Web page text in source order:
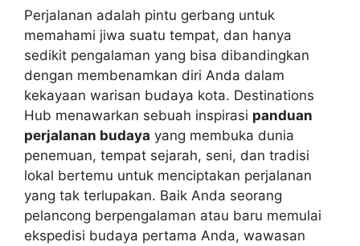
Perjalanan adalah pintu gerbang untuk
memahami jiwa suatu tempat, dan hanya
sedikit pengalaman yang bisa dibandingkan
dengan membenamkan diri Anda dalam
kekayaan warisan budaya kota. Destinations
Hub menawarkan sebuah inspirasi panduan
perjalanan budaya yang membuka dunia
penemuan, tempat sejarah, seni, dan tradisi
lokal bertemu untuk menciptakan perjalanan
yang tak terlupakan. Baik Anda seorang
pelancong berpengalaman atau baru memulai
ekspedisi budaya pertama Anda, wawasan